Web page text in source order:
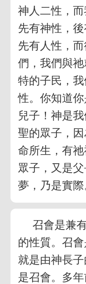
神人二性，
先有神性，
先有人性，
們，我們與
特的子民，
性。你知道
兒子！神是
聖的眾子，
命所生，有
眾子，又是
夢，乃是實際
召會是兼
的性質。召
就是由神長
是召會。多